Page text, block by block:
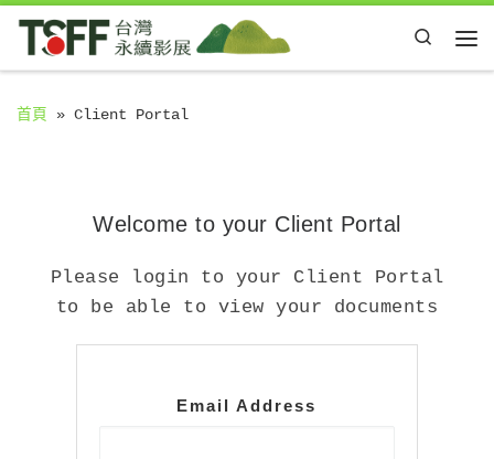
Skip to content
Search
首頁 » Client Portal
Welcome to your Client Portal
Please login to your Client Portal
to be able to view your documents
Email Address